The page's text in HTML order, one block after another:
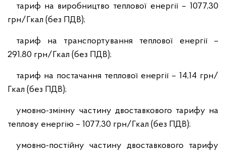
тариф на виробництво теплової енергії – 1077,30
грн/Гкал (без ПДВ);
тариф на транспортування теплової енергії –
291,80 грн/Гкал (без ПДВ);
тариф на постачання теплової енергії – 14,14 грн/
Гкал (без ПДВ);
умовно-змінну частину двоставкового тарифу на
теплову енергію – 1077,30 грн/Гкал (без ПДВ);
умовно-постійну частину двоставкового тарифу